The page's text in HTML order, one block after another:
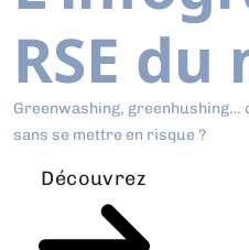
RSE du
Greenwashing, greenhushing…
sans se mettre en risque ?
Découvrez